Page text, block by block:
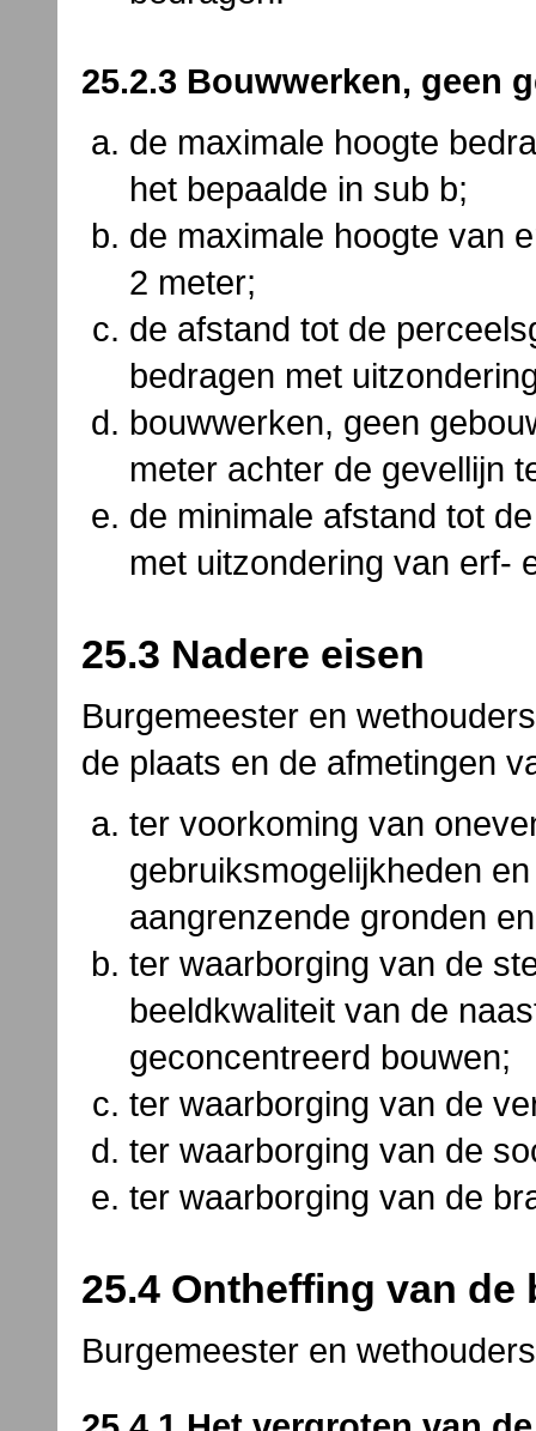
25.2.3 Bouwwerken, geen
de maximale hoogte
het bepaalde in sub b;
de maximale hoogte van
2 meter;
de afstand tot de
bedragen met
bouwwerken, geen
meter achter de gevellijn
de minimale afstand tot
met uitzondering van erf-
25.3 Nadere eisen
Burgemeester en
de plaats en de afmetingen
ter voorkoming van
gebruiksmogelijkheden
aangrenzende gronden
ter waarborging van de
beeldkwaliteit van de
geconcentreerd bouwen;
ter waarborging van de
ter waarborging van de
ter waarborging van de
25.4 Ontheffing van de
Burgemeester en